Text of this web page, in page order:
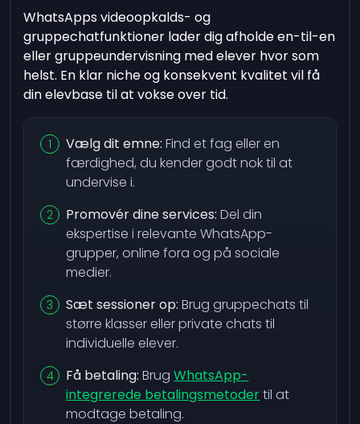
WhatsApps videoopkalds- og
gruppechatfunktioner lader dig afholde en-til-en
eller gruppeundervisning med elever hvor som
helst. En klar niche og konsekvent kvalitet vil få
din elevbase til at vokse over tid.
Vælg dit emne: Find et fag eller en
færdighed, du kender godt nok til at
undervise i.
Promovér dine services: Del din
ekspertise i relevante WhatsApp-
grupper, online fora og på sociale
medier.
Sæt sessioner op: Brug gruppechats til
større klasser eller private chats til
individuelle elever.
Få betaling: BrugWhatsApp-
integrerede betalingsmetodertil at
modtage betaling.